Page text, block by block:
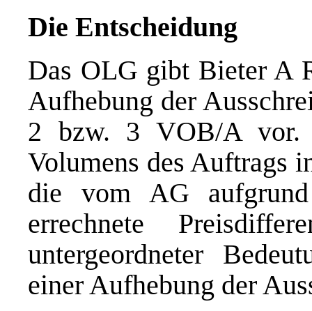
Die Entscheidung
Das OLG gibt Bieter A
Aufhebung der
2 bzw. 3 VOB/A vor.
Volumens des Auftrags
die vom AG aufgrund
errechnete
untergeordneter
einer Aufhebung der